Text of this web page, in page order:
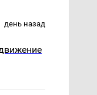
день назад